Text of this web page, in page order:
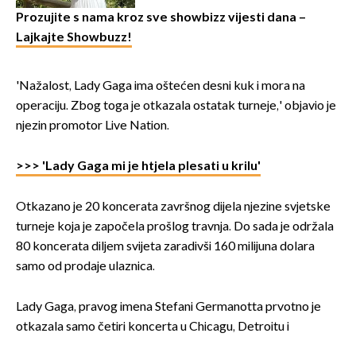
Prozujite s nama kroz sve showbizz vijesti dana –
Lajkajte Showbuzz!
'Nažalost, Lady Gaga ima oštećen desni kuk i mora na
operaciju. Zbog toga je otkazala ostatak turneje,' objavio je
njezin promotor Live Nation.
>>> 'Lady Gaga mi je htjela plesati u krilu'
Otkazano je 20 koncerata završnog dijela njezine svjetske
turneje koja je započela prošlog travnja. Do sada je održala
80 koncerata diljem svijeta zaradivši 160 milijuna dolara
samo od prodaje ulaznica.
Lady Gaga, pravog imena Stefani Germanotta prvotno je
otkazala samo četiri koncerta u Chicagu, Detroitu i